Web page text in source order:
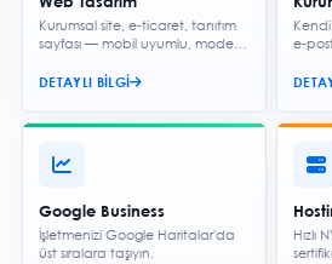
Kurumsal site, e-ticaret, tanıtım
sayfası — mobil uyumlu, modern
DETAYLI BILGI
e-
Google Business
İşletmenizi Google Haritalar'da
üst sıralara taşıyın.
Hızlı